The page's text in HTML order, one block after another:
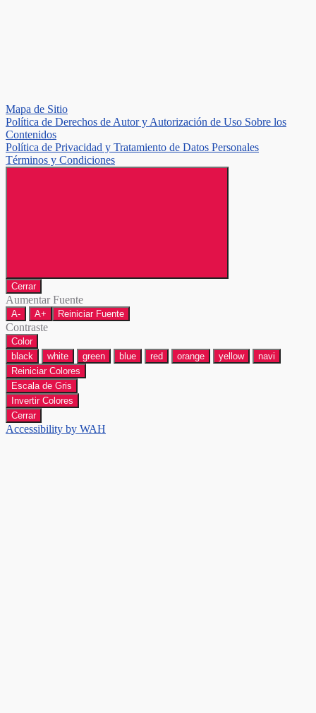
Mapa de Sitio
Política de Derechos de Autor y Autorización de Uso Sobre los
Contenidos
Política de Privacidad y Tratamiento de Datos Personales
Términos y Condiciones
Cerrar
Aumentar Fuente
A- A+ Reiniciar Fuente
Contraste
Color
black
white green blue red orange yellow
navi
Reiniciar Colores
Escala de Gris
Invertir Colores
Cerrar
Accessibility by WAH